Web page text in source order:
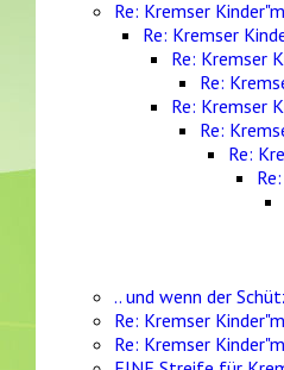
Re: Kremser
Re: Kremser
Re: Kremser
Re:
Re: Kremser
Re:
Re:
.. und wenn der
Re: Kremser
Re: Kremser